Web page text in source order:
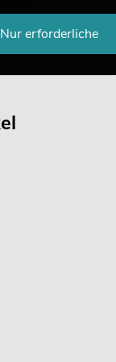
und
eine
zum modernen
Nur erforderliche